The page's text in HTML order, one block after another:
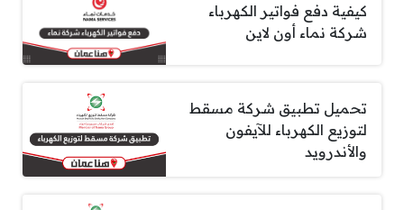
كيفية دفع فواتير الكهرباء
شركة نماء أون لاين
تحميل تطبيق شركة مسقط
لتوزيع الكهرباء للآيفون
والأندرويد